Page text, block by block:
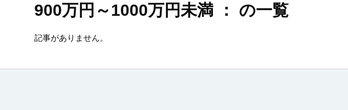
900万円～1000万円未満 ： の一覧
記事がありません。